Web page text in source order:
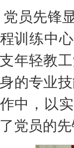
党员先锋
训练中
年轻教
的专业
中，以
党员的